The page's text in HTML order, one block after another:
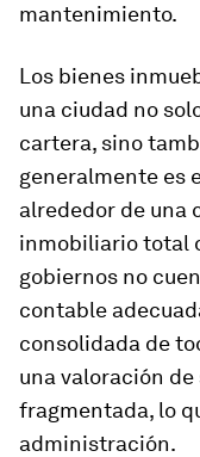
mantenimiento.
Los bienes
una ciudad no
cartera, sino
generalmente es
alrededor de una
inmobiliario total
gobiernos no
contable
consolidada de
una valoración
fragmentada, lo
administración.